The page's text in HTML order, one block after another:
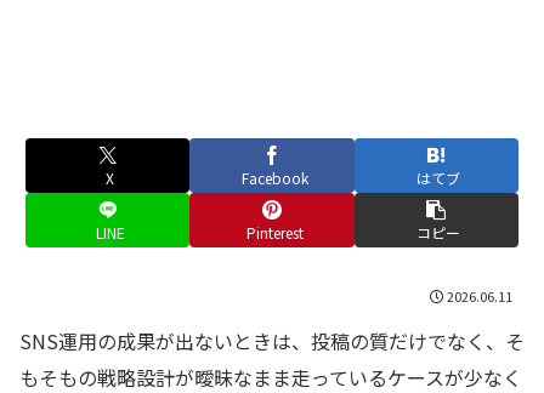
X Facebook はてブ
LINE Pinterest コピー
2026.06.11
SNS運用の成果が出ないときは、投稿の質だけでなく、そ
もそもの戦略設計が曖昧なまま走っているケースが少なく